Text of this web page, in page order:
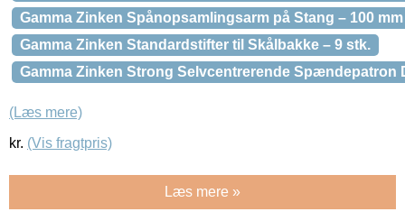
Gamma Zinken Spånopsamlingsarm på Stang – 100 mm
Gamma Zinken Standardstifter til Skålbakke – 9 stk.
Gamma Zinken Strong Selvcentrerende Spændepatron
(Læs mere)
kr. (Vis fragtpris)
Læs mere »